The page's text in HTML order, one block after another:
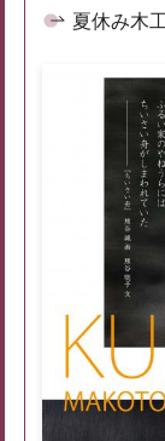
夏休み木